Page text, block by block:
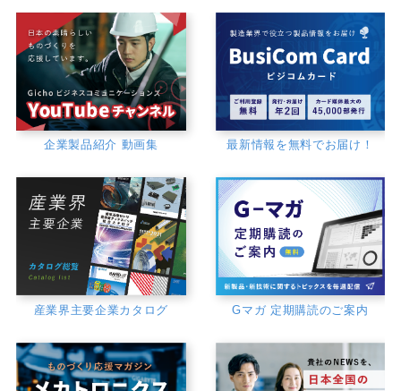
企業製品紹介 動画集 最新情報を無料でお届け！
産業界主要企業カタログ Gマガ 定期購読のご案内